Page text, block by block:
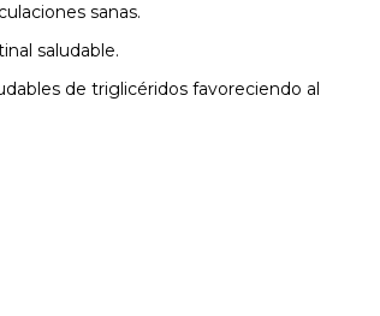
sanas.
saludable.
de triglicéridos favoreciendo al